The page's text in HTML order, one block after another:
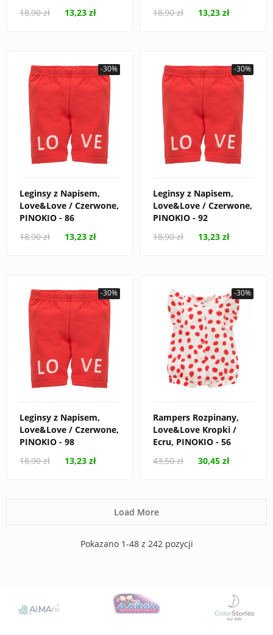
18,90 zł
13,23 zł
18,90 zł
13,23 zł
-30%
Leginsy z Napisem,
Love&Love / Czerwone,
PINOKIO - 86
18,90 zł
13,23 zł
-30%
Leginsy z Napisem,
Love&Love / Czerwone,
PINOKIO - 92
18,90 zł
13,23 zł
-30%
Leginsy z Napisem,
Love&Love / Czerwone,
PINOKIO - 98
18,90 zł
13,23 zł
-30%
Rampers Rozpinany,
Love&Love Kropki /
Ecru, PINOKIO - 56
43,50 zł
30,45 zł
Load More
Pokazano 1-48 z 242 pozycji